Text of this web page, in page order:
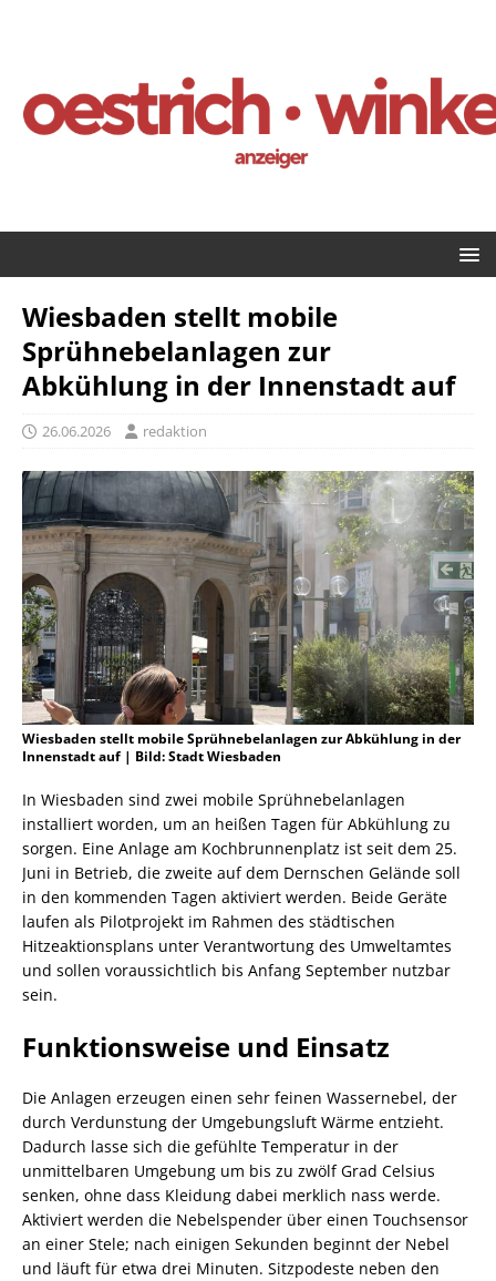
Wiesbaden stellt mobile
Sprühnebelanlagen zur
Abkühlung in der Innenstadt auf
26.06.2026 redaktion
Wiesbaden stellt mobile Sprühnebelanlagen zur Abkühlung in der
Innenstadt auf | Bild: Stadt Wiesbaden
In Wiesbaden sind zwei mobile Sprühnebelanlagen
installiert worden, um an heißen Tagen für Abkühlung zu
sorgen. Eine Anlage am Kochbrunnenplatz ist seit dem 25.
Juni in Betrieb, die zweite auf dem Dernschen Gelände soll
in den kommenden Tagen aktiviert werden. Beide Geräte
laufen als Pilotprojekt im Rahmen des städtischen
Hitzeaktionsplans unter Verantwortung des Umweltamtes
und sollen voraussichtlich bis Anfang September nutzbar
sein.
Funktionsweise und Einsatz
Die Anlagen erzeugen einen sehr feinen Wassernebel, der
durch Verdunstung der Umgebungsluft Wärme entzieht.
Dadurch lasse sich die gefühlte Temperatur in der
unmittelbaren Umgebung um bis zu zwölf Grad Celsius
senken, ohne dass Kleidung dabei merklich nass werde.
Aktiviert werden die Nebelspender über einen Touchsensor
an einer Stele; nach einigen Sekunden beginnt der Nebel
und läuft für etwa drei Minuten. Sitzpodeste neben den